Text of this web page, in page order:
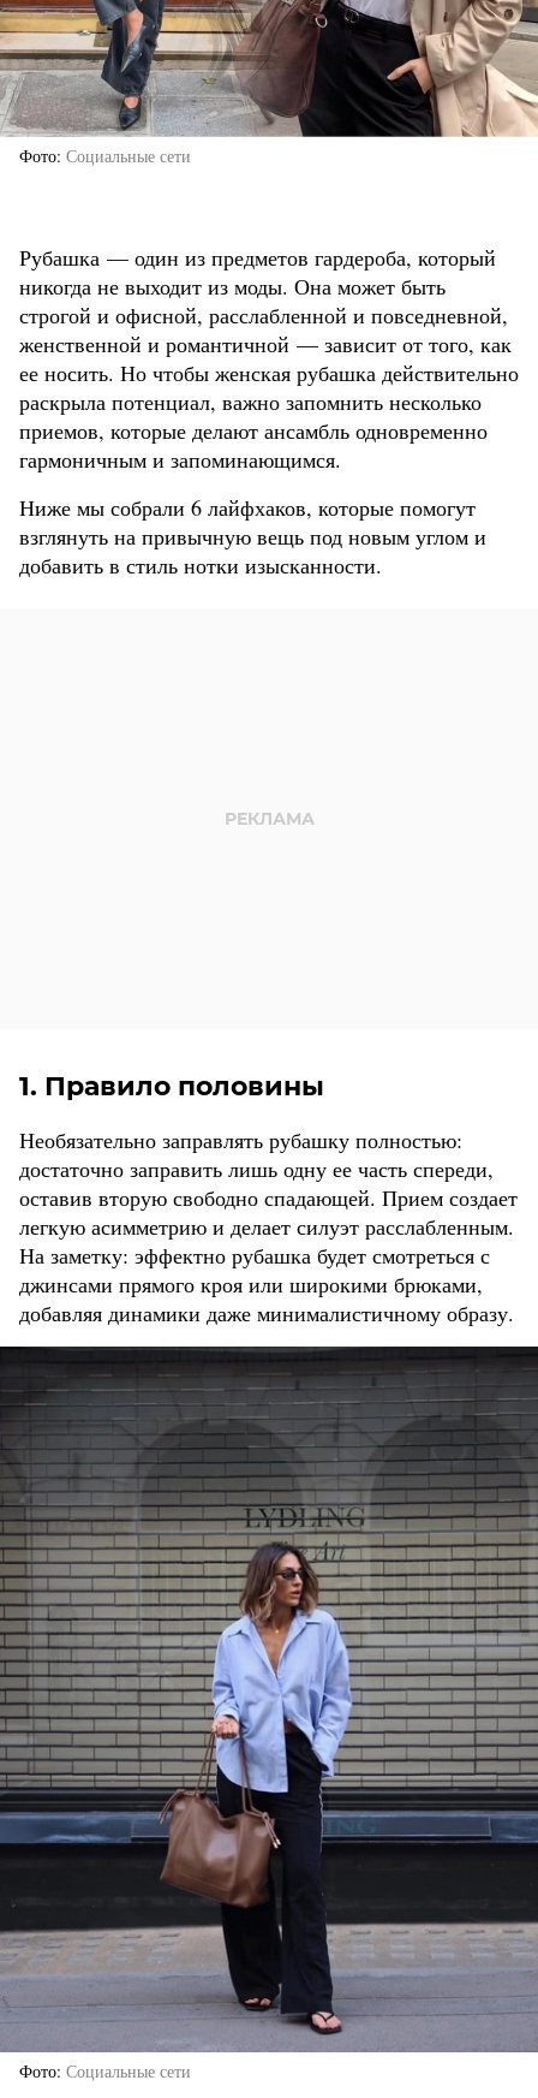
Фото Социальные сети
Рубашка — один из предметов гардероба, который
никогда не выходит из моды. Она может быть
строгой и офисной, расслабленной и повседневной,
женственной и романтичной — зависит от того, как
ее носить. Но чтобы женская рубашка действительно
раскрыла потенциал, важно запомнить несколько
приемов, которые делают ансамбль одновременно
гармоничным и запоминающимся.
Ниже мы собрали 6 лайфхаков, которые помогут
взглянуть на привычную вещь под новым углом и
добавить в стиль нотки изысканности.
1. Правило половины
Необязательно заправлять рубашку полностью:
достаточно заправить лишь одну ее часть спереди,
оставив вторую свободно спадающей. Прием создает
легкую асимметрию и делает силуэт расслабленным.
На заметку: эффектно рубашка будет смотреться с
джинсами прямого кроя или широкими брюками,
добавляя динамики даже минималистичному образу.
Фото Социальные сети